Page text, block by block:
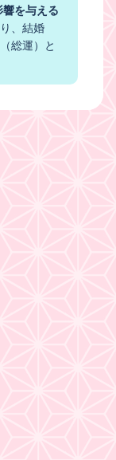
を与える
、結婚
総運）と